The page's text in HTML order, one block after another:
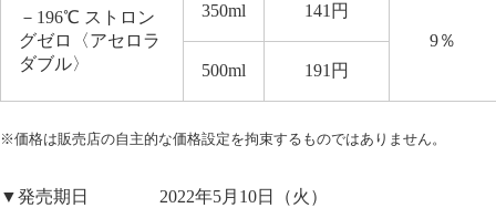
－ 196℃ ストロン
グゼロ〈アセロラ
ダブル〉
350ml 141 円
9％
500ml
191 円
※価格は販売店の自主的な価格設定を拘束するものではありません。
▼発売期日 2022年5月10日（火）